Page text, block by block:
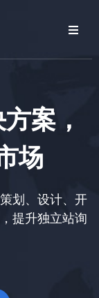
案，
场
划、设计、开
提升独立站询